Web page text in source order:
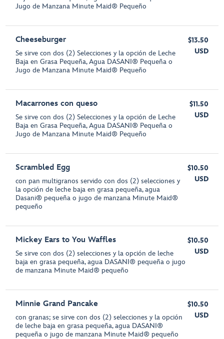
Jugo de Manzana Minute Maid® Pequeño
Cheeseburger
Se sirve con dos (2) Selecciones y la opción de Leche
Baja en Grasa Pequeña, Agua DASANI® Pequeña o
Jugo de Manzana Minute Maid® Pequeño
$13.50
USD
Macarrones con queso
Se sirve con dos (2) Selecciones y la opción de Leche
Baja en Grasa Pequeña, Agua DASANI® Pequeña o
Jugo de Manzana Minute Maid® Pequeño
$11.50
USD
Scrambled Egg
con pan multigranos servido con dos (2) selecciones y
la opción de leche baja en grasa pequeña, agua
Dasani® pequeña o jugo de manzana Minute Maid®
pequeño
$10.50
USD
Mickey Ears to You Waffles
Se sirve con dos (2) selecciones y la opción de leche
baja en grasa pequeña, agua DASANI® pequeña o jugo
de manzana Minute Maid® pequeño
$10.50
USD
Minnie Grand Pancake
con granas; se sirve con dos (2) selecciones y la opción
de leche baja en grasa pequeña, agua DASANI®
pequeña o jugo de manzana Minute Maid® pequeño
$10.50
USD